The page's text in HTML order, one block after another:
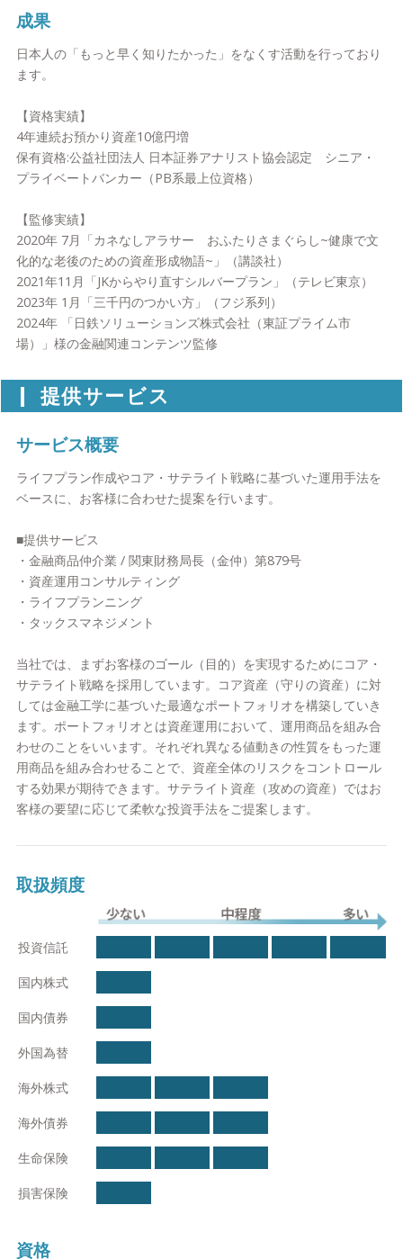
成果
日本人の「もっと早く知りたかった」をなくす活動を行っており
ます。
【資格実績】
4年連続お預かり資産10億円増
保有資格:公益社団法人 日本証券アナリスト協会認定 シニア・
プライベートバンカー（PB系最上位資格）
【監修実績】
2020年 7月「カネなしアラサー おふたりさまぐらし~健康で文
化的な老後のための資産形成物語~」（講談社）
2021年11月「JKからやり直すシルバープラン」（テレビ東京）
2023年 1月「三千円のつかい方」（フジ系列）
2024年 「日鉄ソリューションズ株式会社（東証プライム市
場）」様の金融関連コンテンツ監修
提供サービス
サービス概要
ライフプラン作成やコア・サテライト戦略に基づいた運用手法を
ベースに、お客様に合わせた提案を行います。
■提供サービス
・金融商品仲介業 / 関東財務局長（金仲）第879号
・資産運用コンサルティング
・ライフプランニング
・タックスマネジメント
当社では、まずお客様のゴール（目的）を実現するためにコア・
サテライト戦略を採用しています。コア資産（守りの資産）に対
しては金融工学に基づいた最適なポートフォリオを構築していき
ます。ポートフォリオとは資産運用において、運用商品を組み合
わせのことをいいます。それぞれ異なる値動きの性質をもった運
用商品を組み合わせることで、資産全体のリスクをコントロール
する効果が期待できます。サテライト資産（攻めの資産）ではお
客様の要望に応じて柔軟な投資手法をご提案します。
取扱頻度
少ない 中程度
多い
投資信託
国内株式
国内債券
外国為替
海外株式
海外債券
生命保険
損害保険
資格